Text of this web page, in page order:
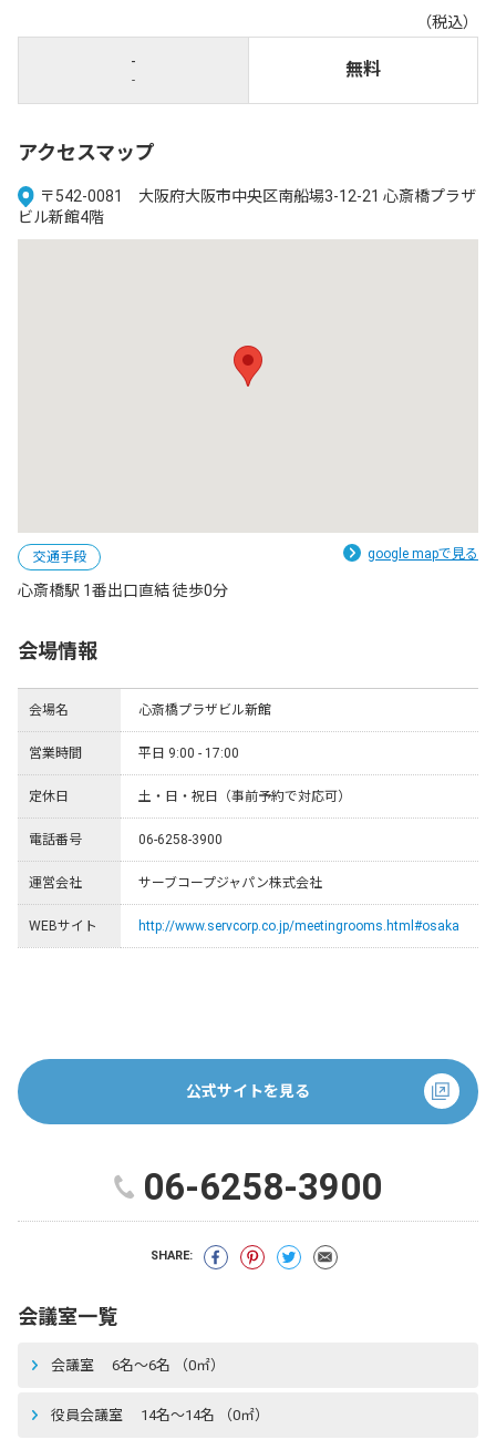
（税込）
-
-
無料
アクセスマップ
〒542-0081 大阪府大阪市中央区南船場3-12-21 心斎橋プラザ
ビル新館4階
google mapで見る
交通手段
心斎橋駅 1番出口直結 徒歩0分
会場情報
会場名 心斎橋プラザビル新館
営業時間 平日 9:00 - 17:00
定休日 土・日・祝日（事前予約で対応可）
電話番号 06-6258-3900
運営会社 サーブコープジャパン株式会社
WEBサイト http://www.servcorp.co.jp/meetingrooms.html#osaka
公式サイトを見る
06-6258-3900
SHARE:
会議室一覧
会議室 6名〜6名 （0㎡）
役員会議室 14名〜14名 （0㎡）